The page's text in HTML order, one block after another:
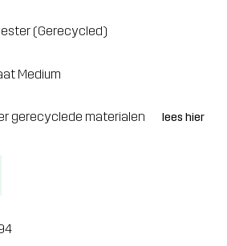
(Gerecycled)
Medium
gerecyclede materialen lees hier